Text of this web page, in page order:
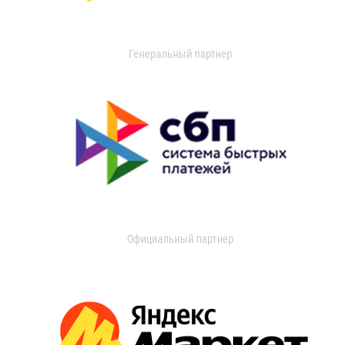
Генеральный партнер
Официальный партнер